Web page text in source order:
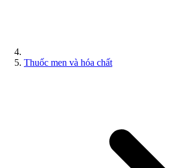
Thuốc men và hóa chất